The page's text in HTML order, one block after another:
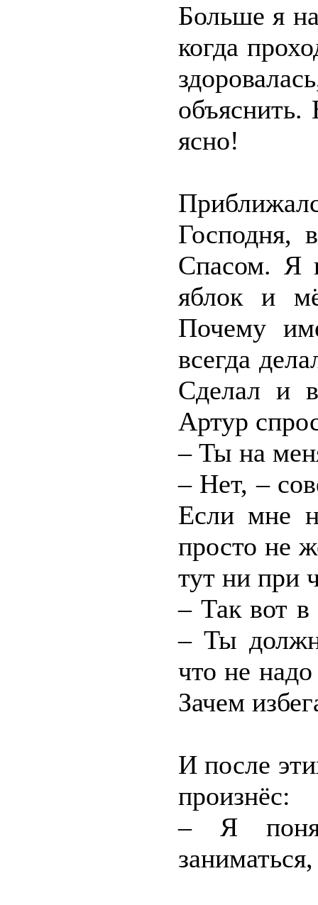
Больше я
когда
ясно!
Господня,
Спасом. Я
яблок и
Почему
всегда
Сделал и
Артур
– Ты на
– Нет, –
Если мне
просто не
тут ни при
– Так вот в
– Ты
что не
Зачем
И после
произнёс:
– Я